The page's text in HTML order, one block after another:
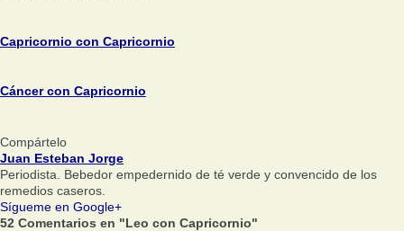
Capricornio con Capricornio
Cáncer con Capricornio
Compártelo
Juan Esteban Jorge
Periodista. Bebedor empedernido de té verde y convencido de los
remedios caseros.
Sígueme en Google+
52 Comentarios en "Leo con Capricornio"